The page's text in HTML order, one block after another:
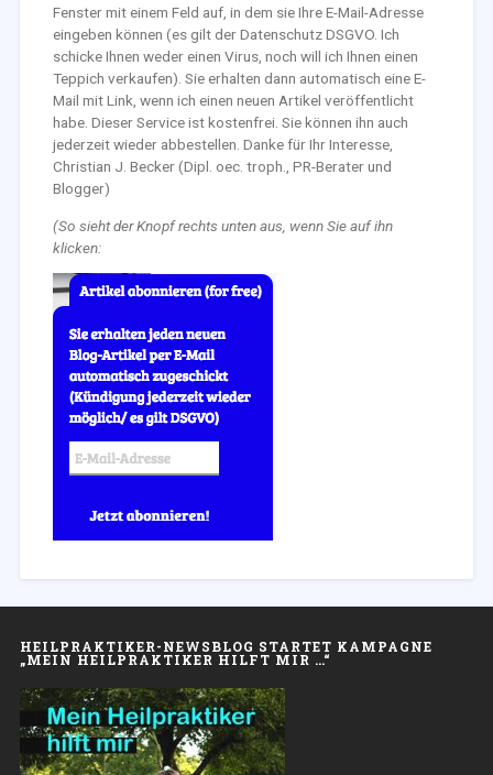
Fenster mit einem Feld auf, in dem sie Ihre E-Mail-Adresse
eingeben können (es gilt der Datenschutz DSGVO. Ich
schicke Ihnen weder einen Virus, noch will ich Ihnen einen
Teppich verkaufen). Sie erhalten dann automatisch eine E-
Mail mit Link, wenn ich einen neuen Artikel veröffentlicht
habe. Dieser Service ist kostenfrei. Sie können ihn auch
jederzeit wieder abbestellen. Danke für Ihr Interesse,
Christian J. Becker (Dipl. oec. troph., PR-Berater und
Blogger)
(So sieht der Knopf rechts unten aus, wenn Sie auf ihn
klicken:
HEILPRAKTIKER-NEWSBLOG STARTET KAMPAGNE
„MEIN HEILPRAKTIKER HILFT MIR …“